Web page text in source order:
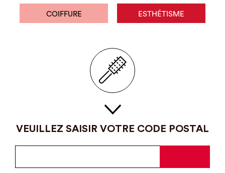
COIFFURE ESTHÉTISME
VEUILLEZ SAISIR VOTRE CODE POSTAL